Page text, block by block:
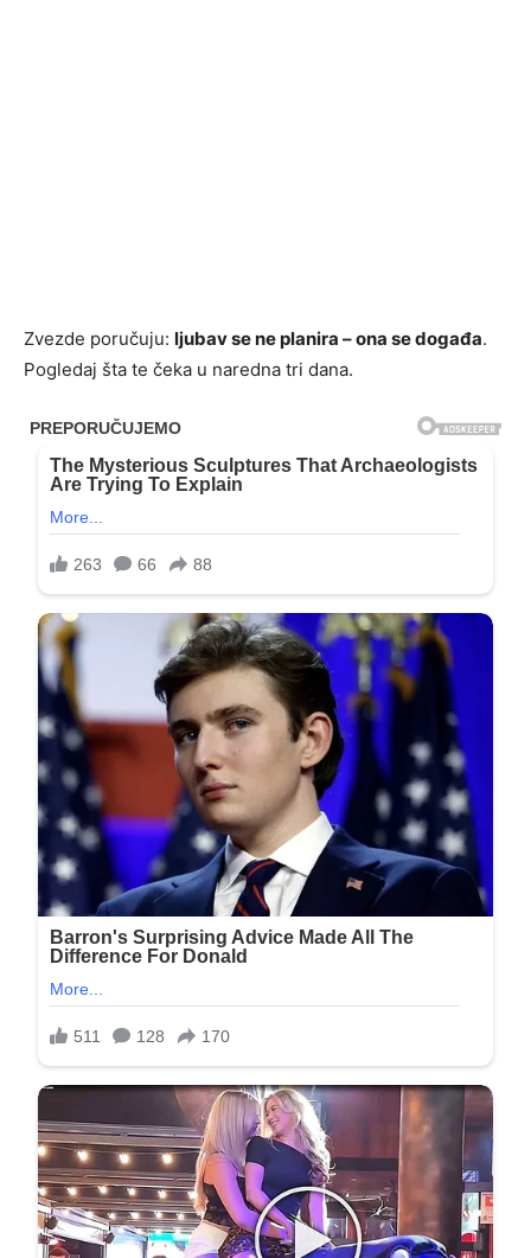
Zvezde poručuju: ljubav se ne planira – ona se događa.
Pogledaj šta te čeka u naredna tri dana.